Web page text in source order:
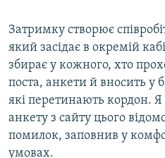
Затримку створює
який засідає в окремій
збирає у кожного, хто
поста, анкети й вносить у
які перетинають кордон.
анкету з сайту цього
помилок, заповнив у
умовах.